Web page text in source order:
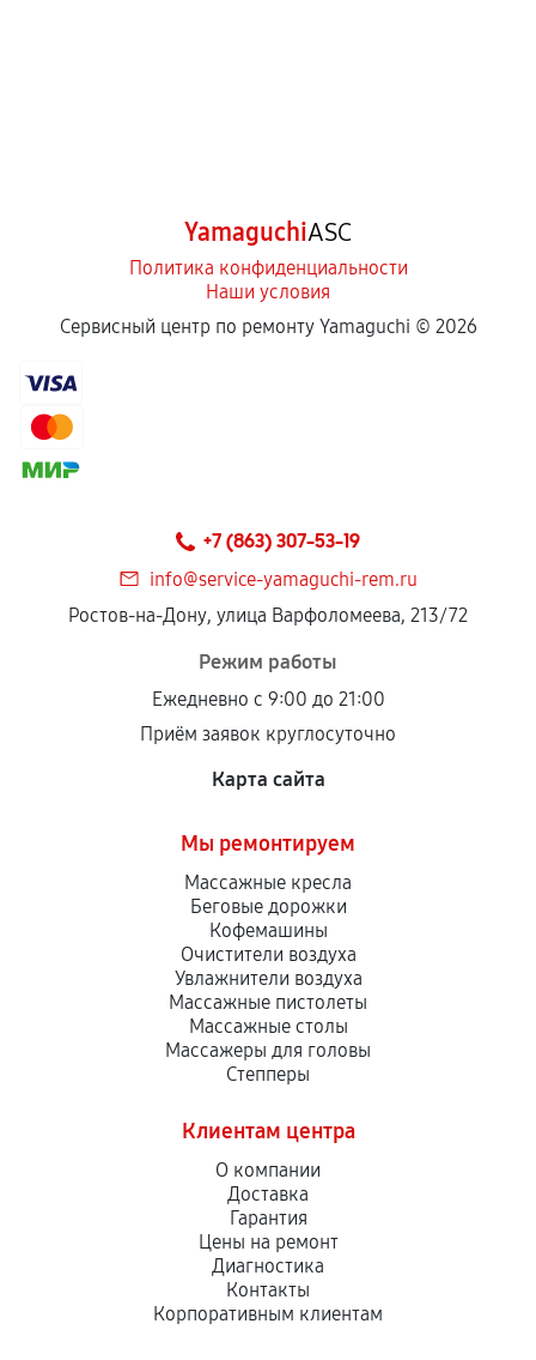
YamaguchiASC
Политика конфиденциальности
Наши условия
Сервисный центр по ремонту Yamaguchi © 2026
+7 (863) 307-53-19
info@service-yamaguchi-rem.ru
Ростов-на-Дону, улица Варфоломеева, 213/72
Режим работы
Ежедневно с 9:00 до 21:00
Приём заявок круглосуточно
Карта сайта
Мы ремонтируем
Массажные кресла
Беговые дорожки
Кофемашины
Очистители воздуха
Увлажнители воздуха
Массажные пистолеты
Массажные столы
Массажеры для головы
Степперы
Клиентам центра
О компании
Доставка
Гарантия
Цены на ремонт
Диагностика
Контакты
Корпоративным клиентам